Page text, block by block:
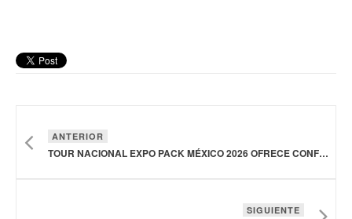
ANTERIOR
TOUR NACIONAL EXPO PACK MÉXICO 2026 OFRECE CONFERENCIA SOBRE TENDENCIAS DE LA INDUSTRIA DEL EMPAQUE EN CDMX, QUERÉTARO Y LEÓN
SIGUIENTE